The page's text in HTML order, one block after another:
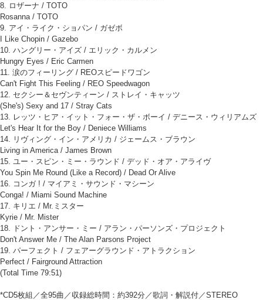
8. ロザーナ / TOTO
Rosanna / TOTO
9. アイ・ライク・ショパン / ガゼボ
I Like Chopin / Gazebo
10. ハングリー・アイズ / エリック・カルメン
Hungry Eyes / Eric Carmen
11. 涙のフィーリング / REOスピードワゴン
Can't Fight This Feeling / REO Speedwagon
12. セクシー＆セヴンティーン / ストレイ・キャッツ
(She's) Sexy and 17 / Stray Cats
13. レッツ・ヒア・イット・フォー・ザ・ボーイ / デニース・ウィリアムズ
Let's Hear It for the Boy / Deniece Williams
14. リヴィング・イン・アメリカ / ジェームス・ブラウン
Living in America / James Brown
15. ユー・スピン・ミー・ラウンド / デッド・オア・アライヴ
You Spin Me Round (Like a Record) / Dead Or Alive
16. コンガ ! / マイアミ・サウンド・マシーン
Conga! / Miami Sound Machine
17. キリエ / Mr.ミスター
Kyrie / Mr. Mister
18. ドント・アンサー・ミー / アラン・パーソンズ・プロジェクト
Don't Answer Me / The Alan Parsons Project
19. パーフェクト / フェアーグラウンド・アトラクション
Perfect / Fairground Attraction
(Total Time 79:51)
*CD5枚組／全95曲／収録総時間：約392分／歌詞・解説付／STEREO